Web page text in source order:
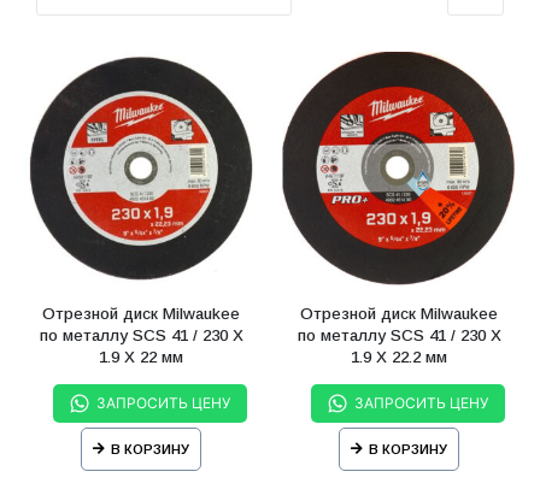
Отрезной диск Milwaukee
по металлу SCS 41 / 230 X
1.9 X 22 мм
ЗАПРОСИТЬ ЦЕНУ
В КОРЗИНУ
Отрезной диск Milwaukee
по металлу SCS 41 / 230 X
1.9 X 22.2 мм
ЗАПРОСИТЬ ЦЕНУ
В КОРЗИНУ